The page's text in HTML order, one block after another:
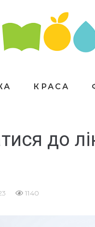
КРАСА
до
1140